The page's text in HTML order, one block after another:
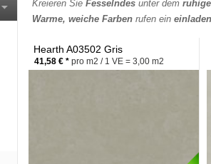
Kreieren Sie Fesselndes unter dem
Warme, weiche Farben rufen ein
Hearth A03502 Gris
41,58 € * pro m2 / 1 VE = 3,00 m2